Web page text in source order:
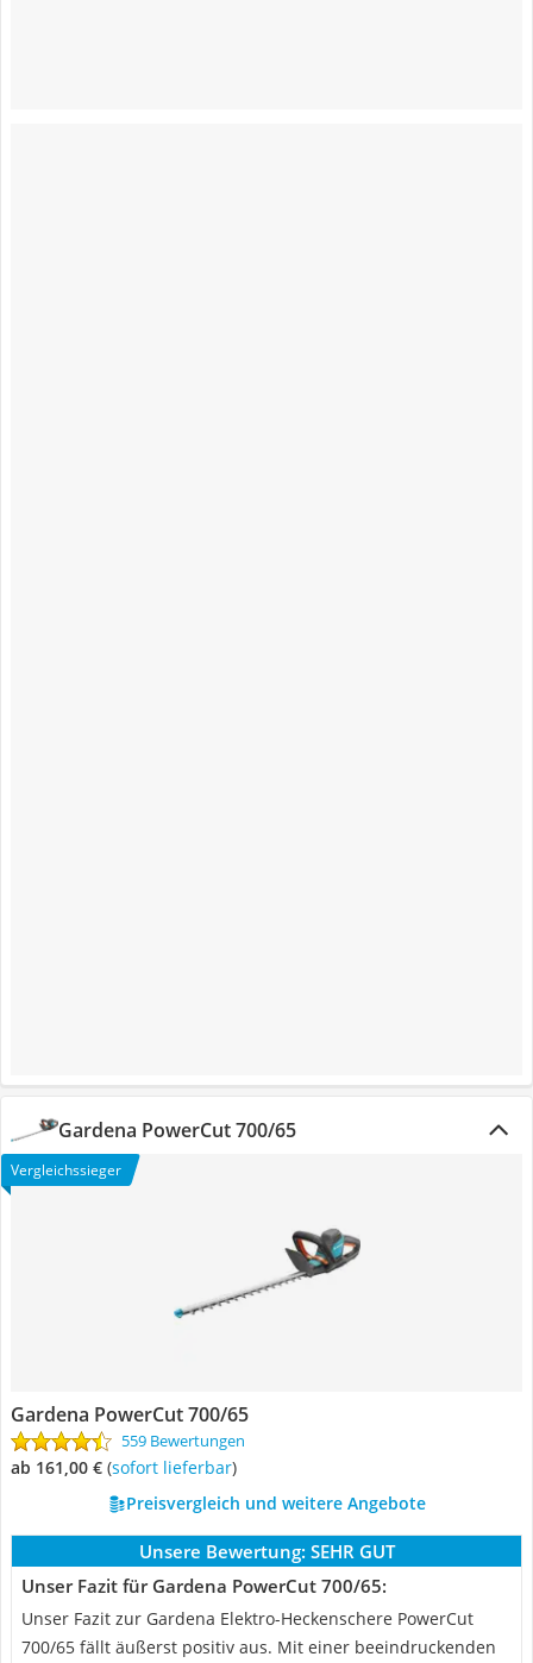
Gardena PowerCut 700/65
Vergleichssieger
Gardena PowerCut 700/65
559 Bewertungen
ab 161,00 € ( Sofort lieferbar)
Preisvergleich und weitere Angebote
Unsere Bewertung: SEHR GUT
Unser Fazit für Gardena PowerCut 700/65:
Unser Fazit zur Gardena Elektro-Heckenschere PowerCut
700/65 fällt äußerst positiv aus. Mit einer beeindruckenden